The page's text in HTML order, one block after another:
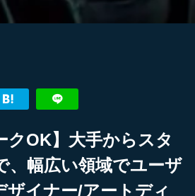
クOK】大手からスタ
、幅広い領域でユーザ
ザイナー/アートディ